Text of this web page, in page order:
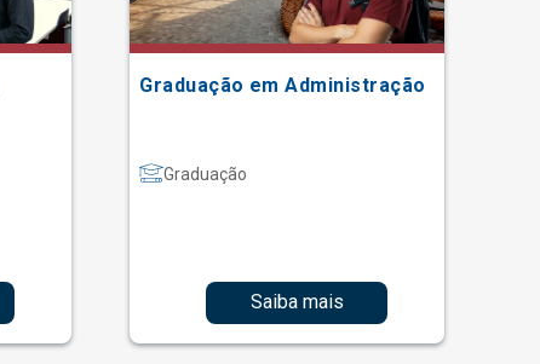
Graduação em Administração
Graduação
Saiba mais